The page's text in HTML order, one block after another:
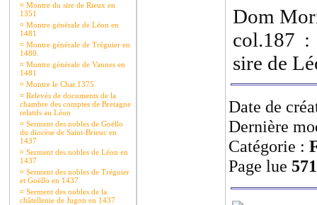
¤ Montre du sire de Rieux en
1351
¤ Montre générale de Léon en
1481
¤ Montre générale de Tréguier en
1480.
¤ Montre générale de Vannes en
1481
¤ Montre le Chat 1375
¤ Relevés de documents de la
chambre des comptes de Bretagne
relatifs au Léon
¤ Serment des nobles de Goëllo
du diocèse de Saint-Brieuc en
1437
¤ Serment des nobles de Léon en
1437
¤ Serment des nobles de Tréguier
et Goëllo en 1437
¤ Serment des nobles de la
châtellenie de Jugon en 1437
Dom
col.187
sire de
Date de
Dernière
Catégorie :
Page lue